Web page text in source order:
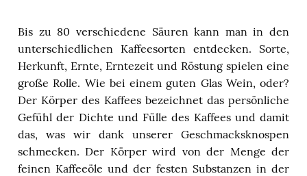
Bis zu 80 verschiedene Säuren kann man in den
unterschiedlichen Kaffeesorten entdecken. Sorte,
Herkunft, Ernte, Erntezeit und Röstung spielen eine
große Rolle. Wie bei einem guten Glas Wein, oder?
Der Körper des Kaffees bezeichnet das persönliche
Gefühl der Dichte und Fülle des Kaffees und damit
das, was wir dank unserer Geschmacksknospen
schmecken. Der Körper wird von der Menge der
feinen Kaffeeöle und der festen Substanzen in der